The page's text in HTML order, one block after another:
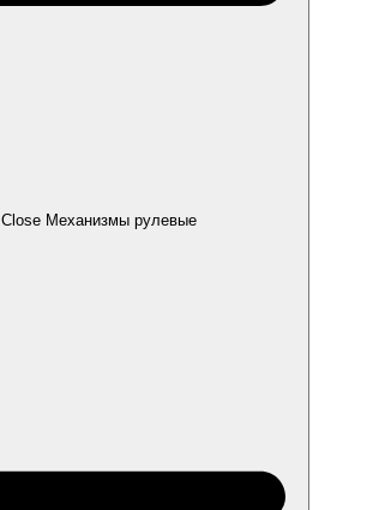
Close Механизмы рулевые